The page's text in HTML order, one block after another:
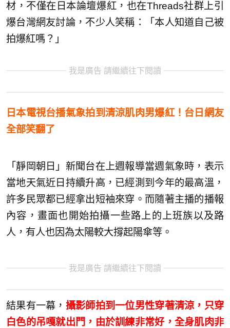
材，不僅在日本論壇爆紅，也在Threads社群上引
爆台灣網友討論，不少人笑稱：「本人知道自己被
拍爆紅嗎？」
我是廣告 請繼續往下閱讀
日本電視台播氣象拍到清涼肌肉男爆紅！台日網友
全部笑翻了
「靜岡朝日」新聞台在上週報導當週氣象時，表示
當地天氣近日持續升高，已經測到今年的最高溫，
許多民眾都已經拿出短袖來穿。而隨著主播的播報
內容，畫面也開始拍攝一些路上的上班族以及路
人，有人也因為太陽較大撐起陽傘等。
我是廣告 請繼續往下閱讀
結果有一幕， 攝影師拍到一位男性穿著清涼，只穿
白色的吊嘎就出門，由於訓練非常好，全身肌肉非